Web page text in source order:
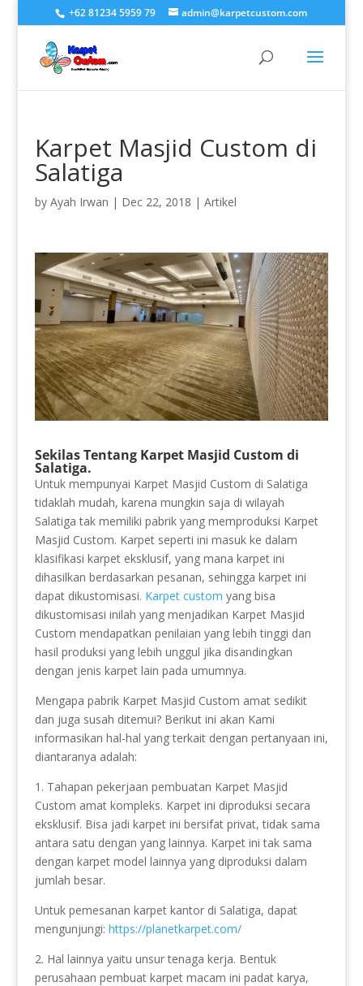
+62 81234 5959 79 admin@karpetcustom.com
Karpet Masjid Custom di
Salatiga
by Ayah Irwan | Dec 22, 2018 | Artikel
Sekilas Tentang Karpet Masjid Custom di
Salatiga.
Untuk mempunyai Karpet Masjid Custom di Salatiga
tidaklah mudah, karena mungkin saja di wilayah
Salatiga tak memiliki pabrik yang memproduksi Karpet
Masjid Custom. Karpet seperti ini masuk ke dalam
klasifikasi karpet eksklusif, yang mana karpet ini
dihasilkan berdasarkan pesanan, sehingga karpet ini
dapat dikustomisasi. Karpet custom yang bisa
dikustomisasi inilah yang menjadikan Karpet Masjid
Custom mendapatkan penilaian yang lebih tinggi dan
hasil produksi yang lebih unggul jika disandingkan
dengan jenis karpet lain pada umumnya.
Mengapa pabrik Karpet Masjid Custom amat sedikit
dan juga susah ditemui? Berikut ini akan Kami
informasikan hal-hal yang terkait dengan pertanyaan ini,
diantaranya adalah:
1. Tahapan pekerjaan pembuatan Karpet Masjid
Custom amat kompleks. Karpet ini diproduksi secara
eksklusif. Bisa jadi karpet ini bersifat privat, tidak sama
antara satu dengan yang lainnya. Karpet ini tak sama
dengan karpet model lainnya yang diproduksi dalam
jumlah besar.
Untuk pemesanan karpet kantor di Salatiga, dapat
mengunjungi: https://planetkarpet.com/
2. Hal lainnya yaitu unsur tenaga kerja. Bentuk
perusahaan pembuat karpet macam ini padat karya,